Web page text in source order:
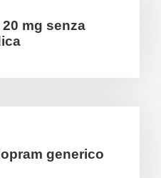
mg senza
generico